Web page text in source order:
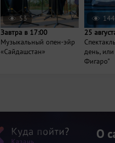
53
Завтра в 17:00
Музыкальный опен-эйр
«Сайдашстан»
25
день,
Фигаро"
О